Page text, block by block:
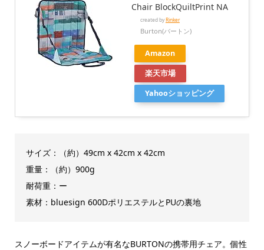
Chair BlockQuiltPrint NA
created byRinker
Burton(バートン)
Amazon
楽天市場
Yahooショッピング
サイズ：（約）49cm x 42cm x 42cm
重量：（約）900g
耐荷重：ー
素材：bluesign 600DポリエステルとPUの裏地
スノーボードアイテムが有名なBURTONの携帯用チェア。個性